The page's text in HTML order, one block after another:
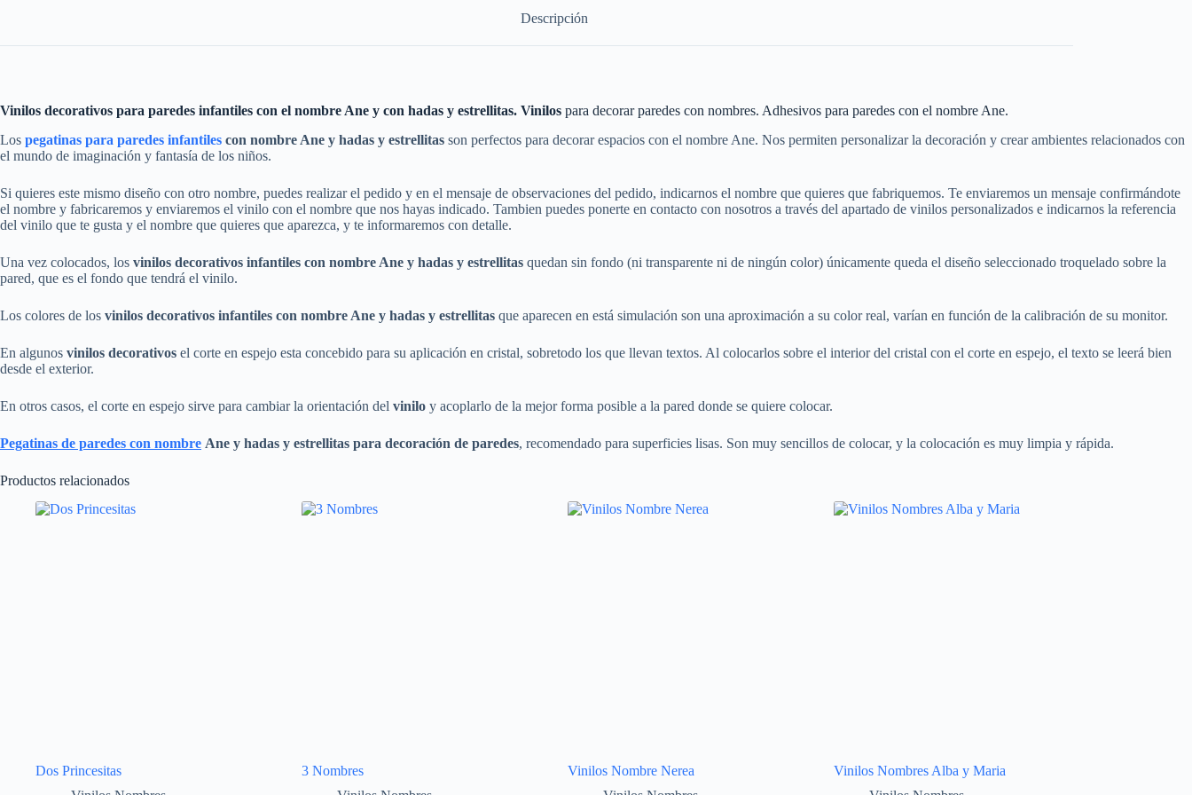
Descripción
Vinilos decorativos para paredes infantiles con el nombre Ane y con hadas y estrellitas. Vinilos para decorar paredes con nombres. Adhesivos para paredes con el nombre Ane.
Los pegatinas para paredes infantiles con nombre Ane y hadas y estrellitas son perfectos para decorar espacios con el nombre Ane. Nos permiten personalizar la decoración y crear ambientes relacionados con
el mundo de imaginación y fantasía de los niños.
Si quieres este mismo diseño con otro nombre, puedes realizar el pedido y en el mensaje de observaciones del pedido, indicarnos el nombre que quieres que fabriquemos. Te enviaremos un mensaje confirmándote
el nombre y fabricaremos y enviaremos el vinilo con el nombre que nos hayas indicado. Tambien puedes ponerte en contacto con nosotros a través del apartado de vinilos personalizados e indicarnos la referencia
del vinilo que te gusta y el nombre que quieres que aparezca, y te informaremos con detalle.
Una vez colocados, los vinilos decorativos infantiles con nombre Ane y hadas y estrellitas quedan sin fondo (ni transparente ni de ningún color) únicamente queda el diseño seleccionado troquelado sobre la
pared, que es el fondo que tendrá el vinilo.
Los colores de los vinilos decorativos infantiles con nombre Ane y hadas y estrellitas que aparecen en está simulación son una aproximación a su color real, varían en función de la calibración de su monitor.
En algunos vinilos decorativos el corte en espejo esta concebido para su aplicación en cristal, sobretodo los que llevan textos. Al colocarlos sobre el interior del cristal con el corte en espejo, el texto se leerá bien
desde el exterior.
En otros casos, el corte en espejo sirve para cambiar la orientación del vinilo y acoplarlo de la mejor forma posible a la pared donde se quiere colocar.
Pegatinas de paredes con nombre Ane y hadas y estrellitas para decoración de paredes, recomendado para superficies lisas. Son muy sencillos de colocar, y la colocación es muy limpia y rápida.
Productos relacionados
Dos Princesitas
3 Nombres
Vinilos Nombre Nerea
Vinilos Nombres Alba y Maria